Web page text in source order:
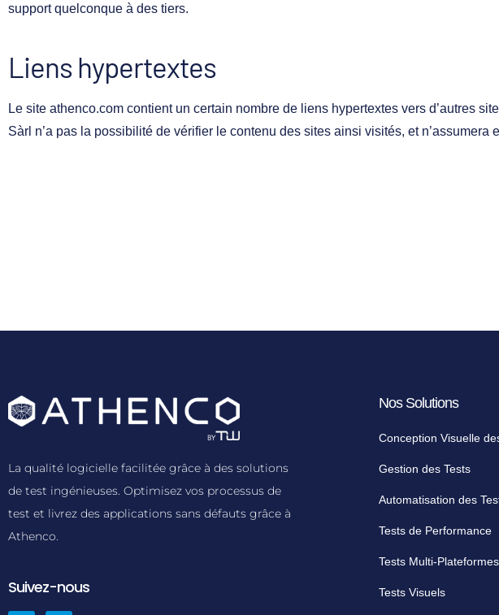
support quelconque à des tiers.
Liens hypertextes
Le site athenco.com contient un certain nombre de liens hypertextes vers d’autres
Sàrl n’a pas la possibilité de vérifier le contenu des sites ainsi visités, et
La qualité logicielle facilitée grâce à des solutions
de test ingénieuses. Optimisez vos processus de
test et livrez des applications sans défauts grâce à
Athenco.
Suivez-nous
Nos Solutions
Conception Visuelle
Gestion des Tests
Automatisation des
Tests de Performance
Tests Multi-Plateformes
Tests Visuels